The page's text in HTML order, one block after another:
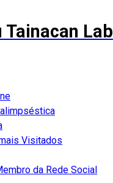
Lab
Visitados
da Rede Social